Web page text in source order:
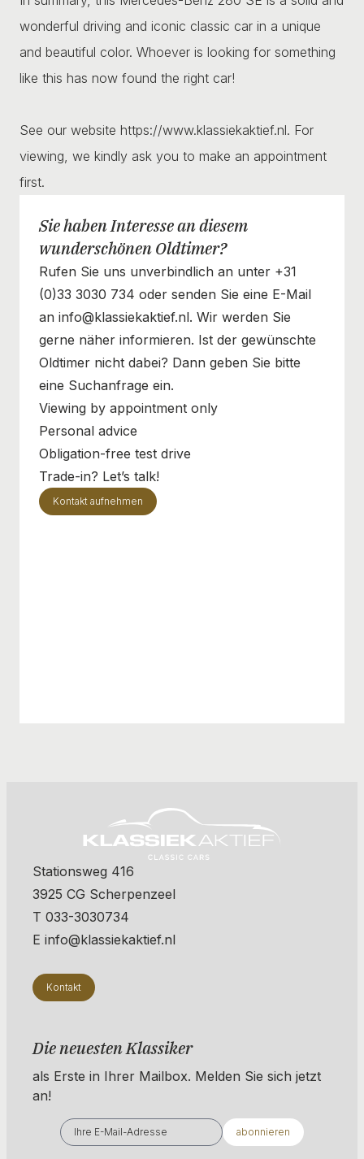
wonderful driving and iconic classic car in a unique
and beautiful color. Whoever is looking for something
like this has now found the right car!
See our website https://www.klassiekaktief.nl. For
viewing, we kindly ask you to make an appointment
first.
Sie haben Interesse an diesem
wunderschönen Oldtimer?
Rufen Sie uns unverbindlich an unter +31
(0)33 3030 734 oder senden Sie eine E-Mail
an info@klassiekaktief.nl. Wir werden Sie
gerne näher informieren. Ist der gewünschte
Oldtimer nicht dabei? Dann geben Sie bitte
eine Suchanfrage ein.
Viewing by appointment only
Personal advice
Obligation-free test drive
Trade-in? Let’s talk!
Kontakt aufnehmen
Stationsweg 416
3925 CG Scherpenzeel
T 033-3030734
E info@klassiekaktief.nl
Kontakt
Die neuesten Klassiker
als Erste in Ihrer Mailbox. ​​​​​​Melden Sie sich jetzt
an!
abonnieren